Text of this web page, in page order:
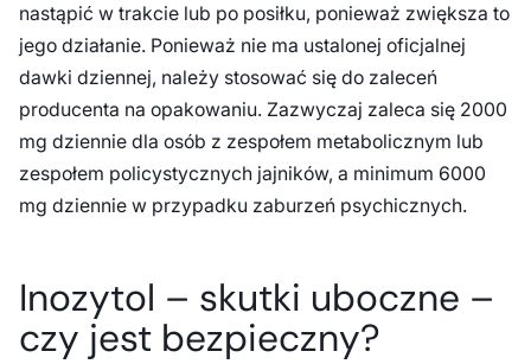
nastąpić w trakcie lub po posiłku, ponieważ zwiększa to
jego działanie. Ponieważ nie ma ustalonej oficjalnej
dawki dziennej, należy stosować się do zaleceń
producenta na opakowaniu. Zazwyczaj zaleca się 2000
mg dziennie dla osób z zespołem metabolicznym lub
zespołem policystycznych jajników, a minimum 6000
mg dziennie w przypadku zaburzeń psychicznych.
Inozytol – skutki uboczne –
czy jest bezpieczny?